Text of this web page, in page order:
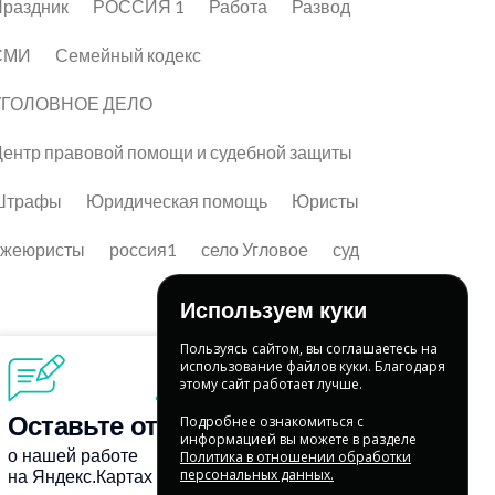
РОССИЯ 1 Работа Развод
Семейный кодекс
ДЕЛО
правовой помощи и судебной защиты
Юридическая помощь Юристы
россия1 село Угловое суд
Используем куки
Пользуясь сайтом, вы соглашаетесь на
использование файлов куки. Благодаря
этому сайт работает лучше.
Подробнее ознакомиться с
информацией вы можете в разделе
Политика в отношении обработки
персональных данных.